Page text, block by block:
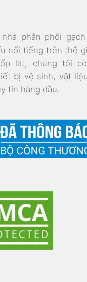
phân phối
nổi tiếng trên thế
lát, chúng tôi
bị vệ sinh, vật
tín hàng đầu.